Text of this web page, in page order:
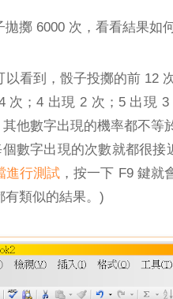
擲 6000 次，看看結果如
以看到，骰子投擲的前 12
次；4 出現 2 次；5 出現
他數字出現的機率都不等
數字出現的次數就都很接
進行測試 ，按一下 F9 鍵就
有類似的結果。)